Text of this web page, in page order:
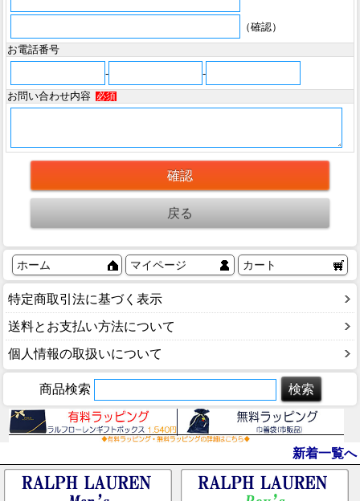
（確認）
お電話番号
-
-
お問い合わせ内容
必須
ホーム マイページ カート
特定商取引法に基づく表示
送料とお支払い方法について
個人情報の取扱いについて
商品検索
新着一覧へ